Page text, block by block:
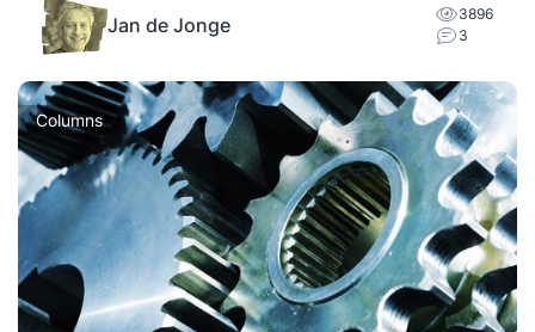
Jan de Jonge
3896
3
Columns